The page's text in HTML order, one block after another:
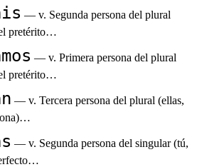
— v. Segunda persona del plural
pretérito…
— v. Primera persona del plural
pretérito…
— v. Tercera persona del plural (ellas,
— v. Segunda persona del singular (tú,